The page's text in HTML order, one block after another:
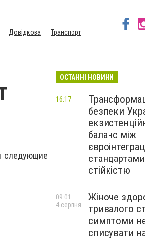
Довідкова Транспорт
следующие
ОСТАННІ НОВИНИ
безпеки
баланс між
стійкістю
16:17
Жіноче
тривалого
симптоми
списувати
09:01
4 серпня